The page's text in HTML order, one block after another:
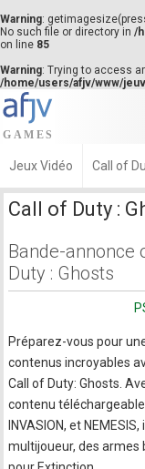
Warning:
No such file or directory in /
on line 85
Warning: Trying to access
/home/users/afjv/www/
Jeux Vidéo Call of
Call of Duty :
Bande-annonce
Duty : Ghosts
Préparez-vous pour
contenus incroyables
Call of Duty: Ghosts.
contenu téléchargeable
INVASION, et
multijoueur, des armes